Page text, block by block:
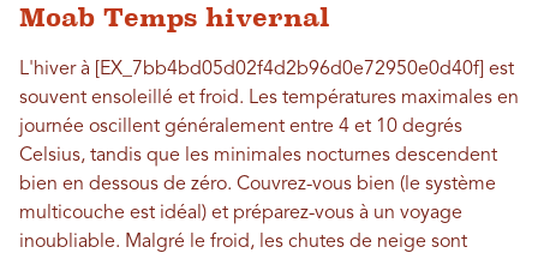
Moab Temps hivernal
L'hiver à [EX_7bb4bd05d02f4d2b96d0e72950e0d40f] est
souvent ensoleillé et froid. Les températures maximales en
journée oscillent généralement entre 4 et 10 degrés
Celsius, tandis que les minimales nocturnes descendent
bien en dessous de zéro. Couvrez-vous bien (le système
multicouche est idéal) et préparez-vous à un voyage
inoubliable. Malgré le froid, les chutes de neige sont